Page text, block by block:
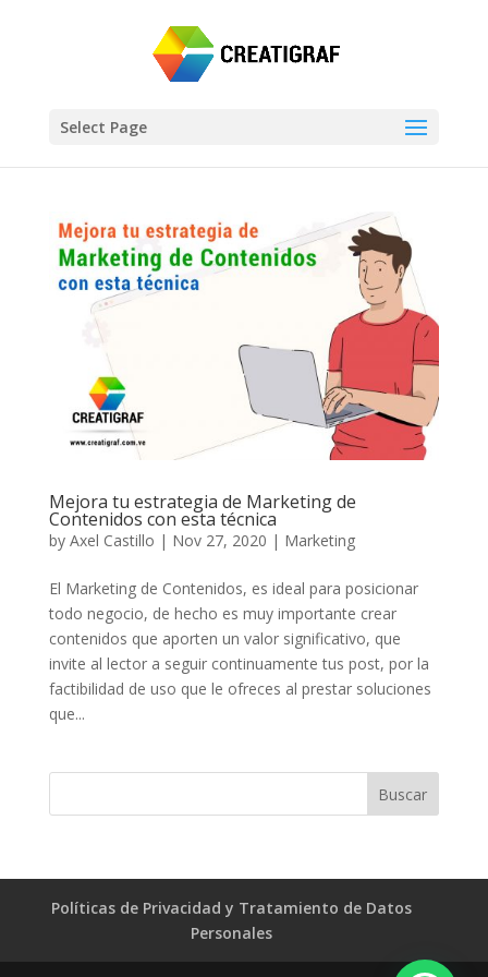
Select Page
Mejora tu estrategia de Marketing de
Contenidos con esta técnica
by Axel Castillo | Nov 27, 2020 | Marketing
El Marketing de Contenidos, es ideal para posicionar
todo negocio, de hecho es muy importante crear
contenidos que aporten un valor significativo, que
invite al lector a seguir continuamente tus post, por la
factibilidad de uso que le ofreces al prestar soluciones
que...
Políticas de Privacidad y Tratamiento de Datos
Personales